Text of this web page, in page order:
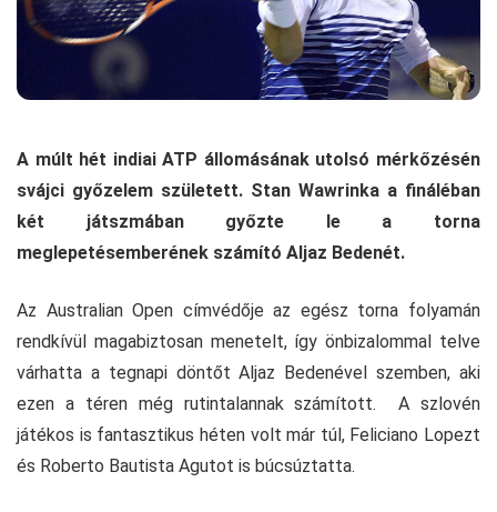
A múlt hét indiai ATP állomásának utolsó mérkőzésén
svájci győzelem született. Stan Wawrinka a fináléban
két játszmában győzte le a torna
meglepetésemberének számító Aljaz Bedenét.
Az Australian Open címvédője az egész torna folyamán
rendkívül magabiztosan menetelt, így önbizalommal telve
várhatta a tegnapi döntőt Aljaz Bedenével szemben, aki
ezen a téren még rutintalannak számított. A szlovén
játékos is fantasztikus héten volt már túl, Feliciano Lopezt
és Roberto Bautista Agutot is búcsúztatta.